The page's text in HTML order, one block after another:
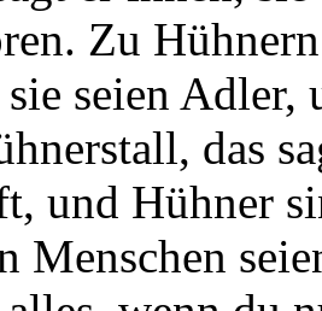
Zu
seien Adler,
das
und Hühner
Menschen